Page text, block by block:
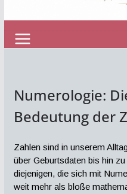
Numerologie:
Bedeutung der
Zahlen sind in unserem
über Geburtsdaten bis hin
diejenigen, die sich mit
weit mehr als bloße